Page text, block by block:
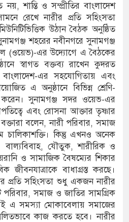
শিক্ষার্থীর
সব অভিযোগ
লাইন
ভবনের উদ্বোধন
লীগের নেই :
শান্তি ও সম্প্রীতির বাংলাদেশ
রেখে নারীর প্রতি সহিংসতা
উঠান বৈঠক অনুষ্ঠিত
শহরের নবীনগরে সুনামগঞ্জ
(ওয়েভ)-এর উদ্যোগে এ বৈঠকের
স্বাগত বক্তব্য রাখেন কুদরত
বাংলাদেশ-এর সহযোগিতায় এবং
এ অনুষ্ঠানে বিভিন্ন শ্রেণি-
করেন। সুনামগঞ্জ সদর ওয়েভ-এর
এবং রোসনা আক্তার তৃষ্ণার
বলেন, নারী পরিবার, সমাজ
চালিকাশক্তি। কিন্তু এখনও অনেক
বাল্যবিবাহ, যৌতুক, শারীরিক ও
ও সামাজিক বৈষম্যের শিকার
জীবনযাত্রাকে বাধাগ্রস্ত করছে।
প্রতি সহিংসতা শুধু একজন নারীর
সমাজ ও জাতির সামগ্রিক
এ সমস্যা মোকাবেলায় সমাজের
কাজ করতে হবে। নারীর